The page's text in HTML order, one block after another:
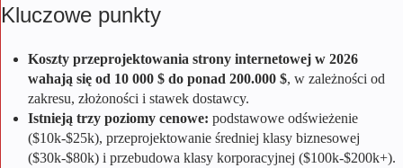
Kluczowe punkty
Koszty przeprojektowania strony internetowej w 2026
wahają się od 10 000 $ do ponad 200.000 $, w zależności od
zakresu, złożoności i stawek dostawcy.
Istnieją trzy poziomy cenowe: podstawowe odświeżenie
($10k-$25k), przeprojektowanie średniej klasy biznesowej
($30k-$80k) i przebudowa klasy korporacyjnej ($100k-$200k+).